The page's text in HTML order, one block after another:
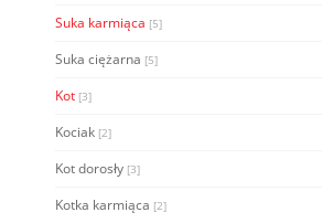
Suka karmiąca [5]
Suka ciężarna [5]
Kot [3]
Kociak [2]
Kot dorosły [3]
Kotka karmiąca [2]